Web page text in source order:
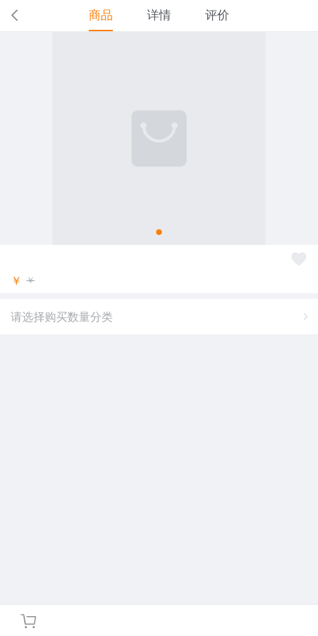
商品 详情 评价
￥ ￥
请选择购买数量分类